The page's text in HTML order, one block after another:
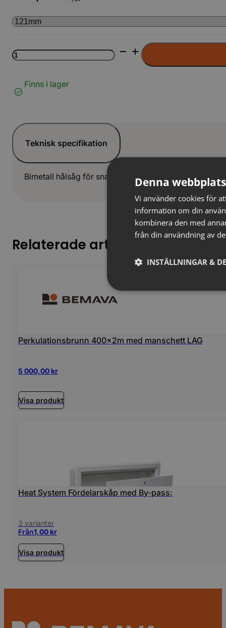
Hålsåg
bimetall
mängdFinns i lager
Teknisk specifikation
Bimetall hålsåg för snabb och precis håltagning i trä,
Relaterade artiklar
Perkulationsbrunn 400x2m med manschett LAG
5 000,00 kr
Visa produkt
Heat System Fördelarskåp med By-pass:
3 varianter
Från1,00 kr
Visa produkt
Denna
Vi använder cookies för
information om din
kombinera den med
från din användning av
INSTÄLLNINGAR &